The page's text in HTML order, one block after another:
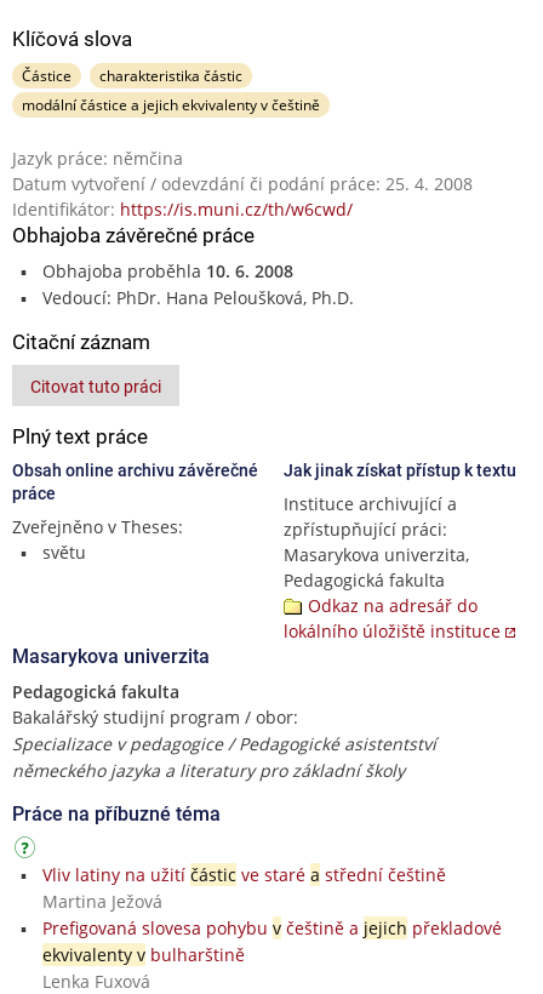
Klíčová slova
Částice
charakteristika částic
modální částice a jejich ekvivalenty v češtině
Jazyk práce: němčina
Datum vytvoření / odevzdání či podání práce: 25. 4. 2008
Identifikátor: https://is.muni.cz/th/w6cwd/
Obhajoba závěrečné práce
Obhajoba proběhla 10. 6. 2008
Vedoucí: PhDr. Hana Peloušková, Ph.D.
Citační záznam
Citovat tuto práci
Plný text práce
Obsah online archivu závěrečné
práce
Zveřejněno v Theses:
světu
Jak jinak získat přístup k textu
Instituce archivující a
zpřístupňující práci:
Masarykova univerzita,
Pedagogická fakulta
Odkaz na adresář do
lokálního úložiště instituce
Masarykova univerzita
Pedagogická fakulta
Bakalářský studijní program / obor:
Specializace v pedagogice / Pedagogické asistentství
německého jazyka a literatury pro základní školy
Práce na příbuzné téma
Vliv latiny na užití částic ve staré a střední češtině
Martina Ježová
Prefigovaná slovesa pohybu včeštině a jejich překladové
ekvivalenty vbulharštině
Lenka Fuxová